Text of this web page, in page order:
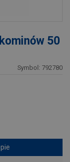
50
Symbol: 792780